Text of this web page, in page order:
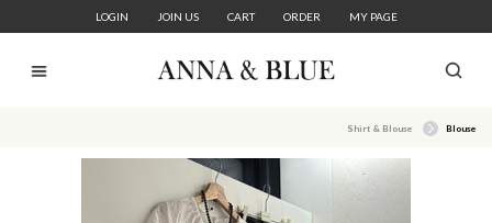
LOGIN JOIN US CART ORDER MY PAGE
Shirt & Blouse Blouse